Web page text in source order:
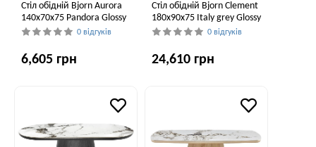
Стіл обідній Bjorn Aurora
140x70x75 Pandora Glossy
0 відгуків
6,605 грн
Стіл обідній Bjorn Clement
180х90х75 Italy grey Glossy
0 відгуків
24,610 грн